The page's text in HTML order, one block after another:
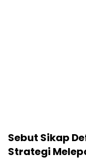
Sebut Sikap
Strategi